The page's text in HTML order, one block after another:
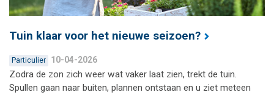
Tuin klaar voor het nieuwe seizoen?
Particulier 10-04-2026
Zodra de zon zich weer wat vaker laat zien, trekt de tuin.
Spullen gaan naar buiten, plannen ontstaan en u ziet meteen